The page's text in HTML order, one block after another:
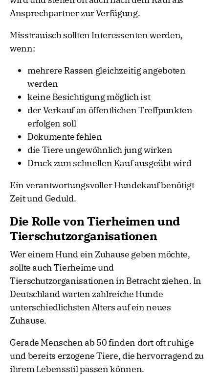
Ansprechpartner zur Verfügung.
Misstrauisch sollten Interessenten werden,
wenn:
mehrere Rassen gleichzeitig angeboten
werden
keine Besichtigung möglich ist
der Verkauf an öffentlichen Treffpunkten
erfolgen soll
Dokumente fehlen
die Tiere ungewöhnlich jung wirken
Druck zum schnellen Kauf ausgeübt wird
Ein verantwortungsvoller Hundekauf benötigt
Zeit und Geduld.
Die Rolle von Tierheimen und
Tierschutzorganisationen
Wer einem Hund ein Zuhause geben möchte,
sollte auch Tierheime und
Tierschutzorganisationen in Betracht ziehen. In
Deutschland warten zahlreiche Hunde
unterschiedlichsten Alters auf ein neues
Zuhause.
Gerade Menschen ab 50 finden dort oft ruhige
und bereits erzogene Tiere, die hervorragend zu
ihrem Lebensstil passen können.